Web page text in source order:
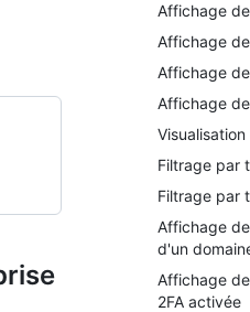
Affichage
Affichage
Affichage
Affichage
Filtrage par
Filtrage par
Affichage
d'un
Affichage
2FA activée